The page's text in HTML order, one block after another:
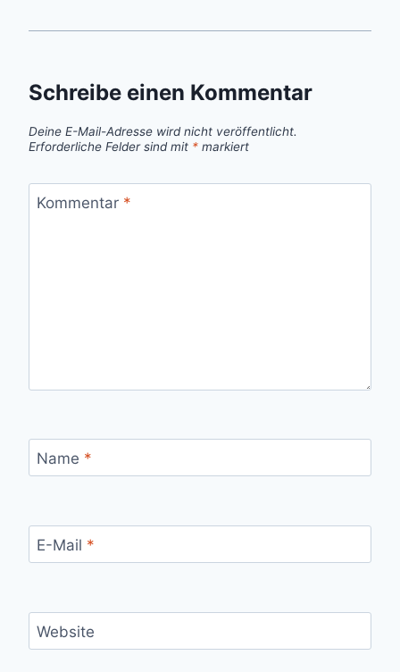
Schreibe einen Kommentar
Deine E-Mail-Adresse wird nicht veröffentlicht.
Erforderliche Felder sind mit * markiert
Kommentar *
Name *
E-Mail *
Website